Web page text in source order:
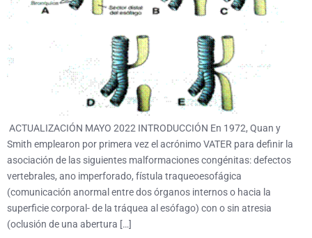
ACTUALIZACIÓN MAYO 2022 INTRODUCCIÓN En 1972, Quan y
Smith emplearon por primera vez el acrónimo VATER para definir la
asociación de las siguientes malformaciones congénitas: defectos
vertebrales, ano imperforado, fístula traqueoesofágica
(comunicación anormal entre dos órganos internos o hacia la
superficie corporal- de la tráquea al esófago) con o sin atresia
(oclusión de una abertura […]